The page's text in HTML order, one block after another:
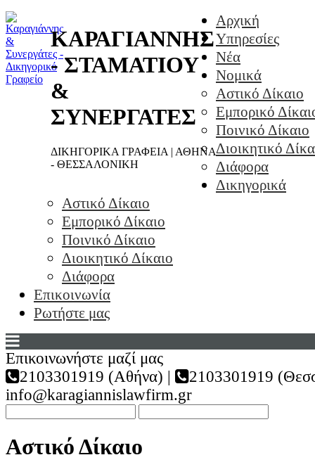
ΚΑΡΑΓΙΑΝΝΗΣ
- ΣΤΑΜΑΤΙΟΥ
&
ΣΥΝΕΡΓΑΤΕΣ
ΔΙΚΗΓΟΡΙΚΑ ΓΡΑΦΕΙΑ | ΑΘΗΝΑ
- ΘΕΣΣΑΛΟΝΙΚΗ
Αρχική
Υπηρεσίες
Νέα
Νομικά
Αστικό Δίκαιο
Εμπορικό
Ποινικό Δίκαιο
Διοικητικό
Διάφορα
Δικηγορικά
Αστικό Δίκαιο
Εμπορικό Δίκαιο
Ποινικό Δίκαιο
Διοικητικό Δίκαιο
Διάφορα
Επικοινωνία
Ρωτήστε μας
Επικοινωνήστε μαζί μας
2103301919 (Αθήνα) |
2103301919
info@karagiannislawfirm.gr
Αστικό Δίκαιο